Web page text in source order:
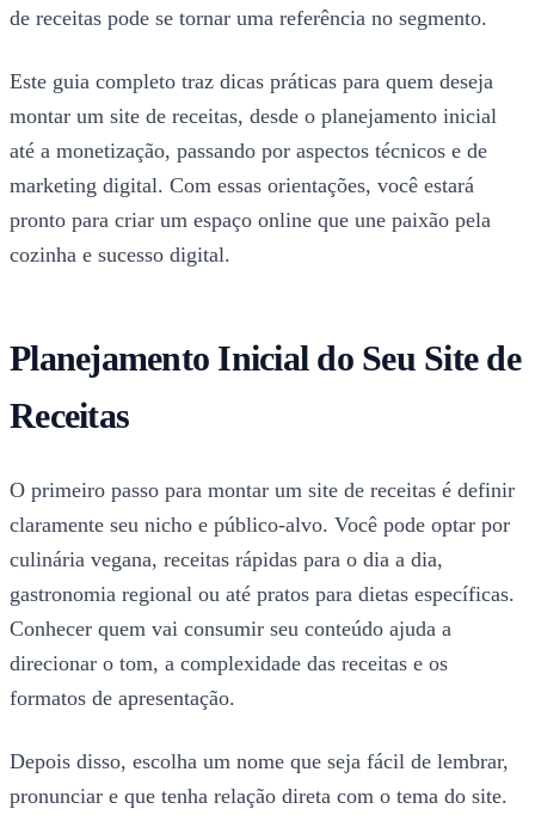
de receitas pode se tornar uma referência no segmento.
Este guia completo traz dicas práticas para quem deseja
montar um site de receitas, desde o planejamento inicial
até a monetização, passando por aspectos técnicos e de
marketing digital. Com essas orientações, você estará
pronto para criar um espaço online que une paixão pela
cozinha e sucesso digital.
Planejamento Inicial do Seu Site de
Receitas
O primeiro passo para montar um site de receitas é definir
claramente seu nicho e público-alvo. Você pode optar por
culinária vegana, receitas rápidas para o dia a dia,
gastronomia regional ou até pratos para dietas específicas.
Conhecer quem vai consumir seu conteúdo ajuda a
direcionar o tom, a complexidade das receitas e os
formatos de apresentação.
Depois disso, escolha um nome que seja fácil de lembrar,
pronunciar e que tenha relação direta com o tema do site.